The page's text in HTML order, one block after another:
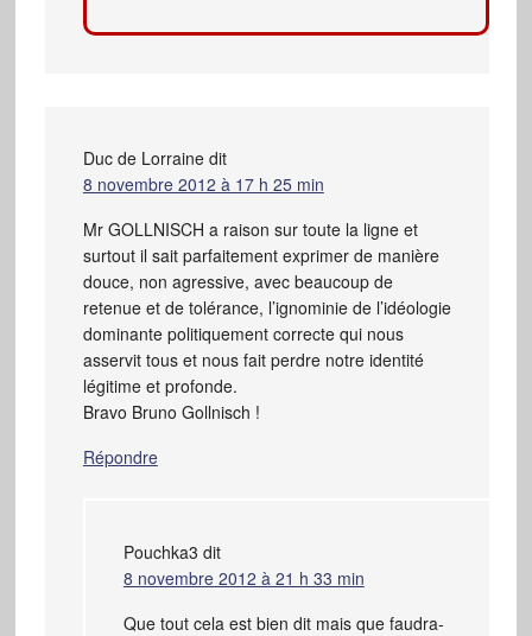
Duc de Lorraine dit
8 novembre 2012 à 17 h 25 min
Mr GOLLNISCH a raison sur toute la ligne et
surtout il sait parfaitement exprimer de manière
douce, non agressive, avec beaucoup de
retenue et de tolérance, l’ignominie de l’idéologie
dominante politiquement correcte qui nous
asservit tous et nous fait perdre notre identité
légitime et profonde.
Bravo Bruno Gollnisch !
Répondre
Pouchka3 dit
8 novembre 2012 à 21 h 33 min
Que tout cela est bien dit mais que faudra-